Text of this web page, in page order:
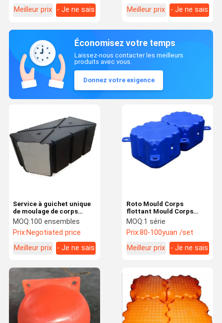
Meilleur prix
- Je ne sais
Meilleur prix
- Je ne sais
Économisez votre temps
Laissez-nous contacter les meilleurs
produits avec vous.
Donnez votre exigence
Roto Mould Corps
flottant Mould Corps
flottant en plastique
MOQ:1 série
Prix:80-100yuan /set
Meilleur prix
- Je ne sais
Service à guichet unique
de moulage de corps
flottant en plastique
MOQ:100 ensembles
Prix:Negotiated price
Meilleur prix
- Je ne sais